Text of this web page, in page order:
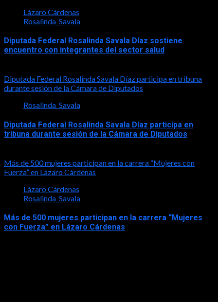
Lázaro Cárdenas
Rosalinda_Savala
Diputada Federal Rosalinda Savala Díaz sostiene
encuentro con integrantes del sector salud
Diputada Federal Rosalinda Savala Díaz participa en tribuna
durante sesión de la Cámara de Diputados
Rosalinda_Savala
Diputada Federal Rosalinda Savala Díaz participa en
tribuna durante sesión de la Cámara de Diputados
Más de 500 mujeres participan en la carrera “Mujeres con
Fuerza” en Lázaro Cárdenas
Lázaro Cárdenas
Rosalinda_Savala
Más de 500 mujeres participan en la carrera “Mujeres
con Fuerza” en Lázaro Cárdenas